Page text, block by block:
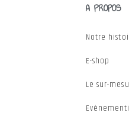
A PROPOS
Notre
E-shop
Le sur-